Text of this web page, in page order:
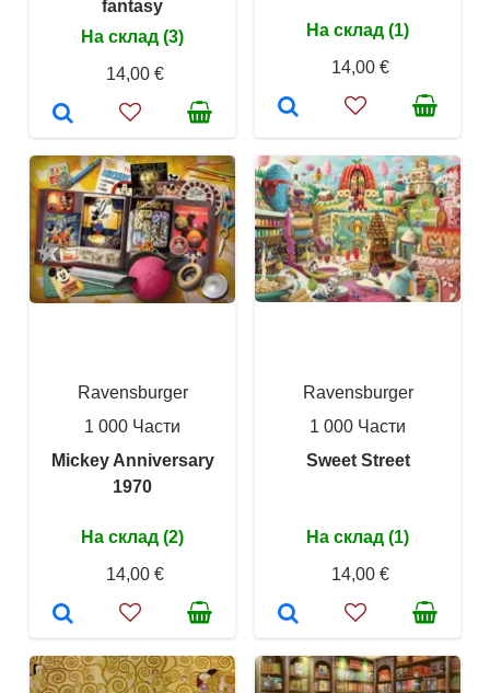
fantasy
На склад (3)
14,00 €
На склад (1)
14,00 €
Ravensburger
1 000 Части
Mickey Anniversary
1970
На склад (2)
14,00 €
Ravensburger
1 000 Части
Sweet Street
На склад (1)
14,00 €